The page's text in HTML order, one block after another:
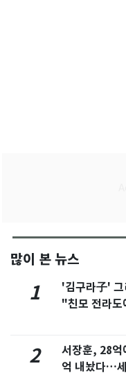
많이 본 뉴스
1
'김구라子' 그
"친모 전라
2
서장훈, 28억
억 내놨다…